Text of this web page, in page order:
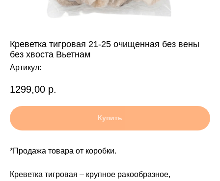
Креветка тигровая 21-25 очищенная без вены
без хвоста Вьетнам
Артикул:
1299,00 р.
Купить
*Продажа товара от коробки.
Креветка тигровая – крупное ракообразное,